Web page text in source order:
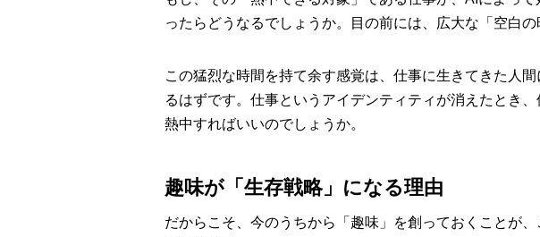
ったらどうなるでしょうか。目の前には、広大な「空白の
この猛烈な時間を持て余す感覚は、仕事に生きてきた人
るはずです。仕事というアイデンティティが消えたとき
熱中すればいいのでしょうか。
趣味が「生存戦略」になる理由
だからこそ、今のうちから「趣味」を創っておくことが